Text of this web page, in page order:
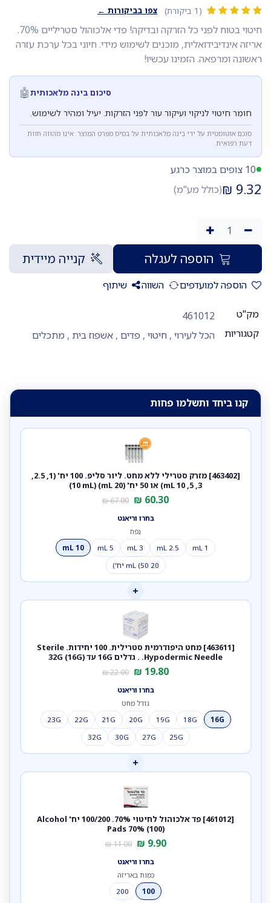
(1 ביקורת) צפו בביקורות ←
חיטוי בטוח לפני כל הזרקה ובדיקה! פדי אלכוהול סטריליים 70%.
אריזה אינדיבידואלית, מוכנים לשימוש מידי. חיוני בכל ערכת עזרה
ראשונה ומרפאה. הזמינו עכשיו!
סיכום בינה מלאכותית🤖
חומר חיטוי לניקוי ועיקור עור לפני הזרקות. יעיל ומהיר לשימוש.
סוכם אוטומטית על ידי בינה מלאכותית על בסיס מפרט המוצר. אינו מהווה חוות
דעת רפואית.
10 צופים במוצר כרגע
9.32
₪(כולל מע"מ)
הוספה לעגלה קנייה מיידית
הוספה למועדפים השווה שיתוף
מק"ט
461012
קטגוריות
הכל לעירוי, חיטוי, פדים, אשפוז בית , מתכלים
קנו ביחד ותשלמו פחות
[463402] מזרק סטרילי ללא מחט. ליור סליפ. 100 יח' (1, 2.5,
3, 5, 10 mL) או 50 יח' (20 mL) (10 mL)
60.30
₪
67.00
₪
בחרו וריאנט
נפח
1 mL
2.5 mL
3 mL
5 mL
10 mL
20 mL (50 יח')
+
[463611] מחט היפודרמית סטרילית. 100 יחידות. Sterile
Hypodermic Needle. . גדלים 16G עד 32G (16G)
19.80
₪
22.00
₪
בחרו וריאנט
גודל מחט
16G
18G
19G
20G
21G
22G
23G
25G
27G
30G
32G
+
[461012] פד אלכוהול לחיטוי 70%. 100/200 יח' Alcohol
Pads 70% (100)
9.90
₪
11.00
₪
בחרו וריאנט
כמות באריזה
100
200